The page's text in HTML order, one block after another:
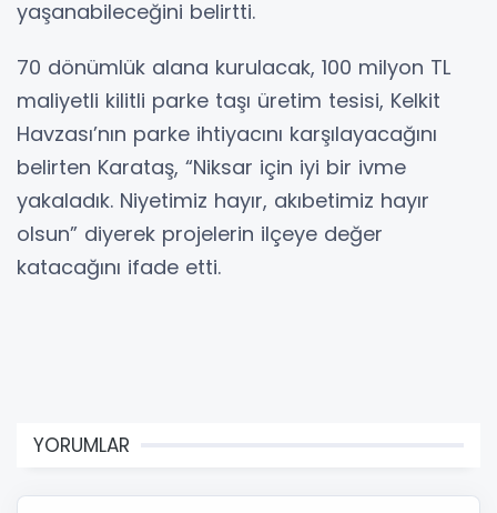
yaşanabileceğini belirtti.
70 dönümlük alana kurulacak, 100 milyon TL
maliyetli kilitli parke taşı üretim tesisi, Kelkit
Havzası’nın parke ihtiyacını karşılayacağını
belirten Karataş, “Niksar için iyi bir ivme
yakaladık. Niyetimiz hayır, akıbetimiz hayır
olsun” diyerek projelerin ilçeye değer
katacağını ifade etti.
YORUMLAR